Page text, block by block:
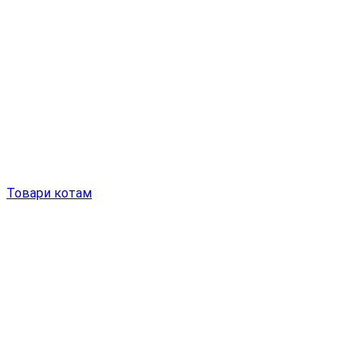
Товари котам